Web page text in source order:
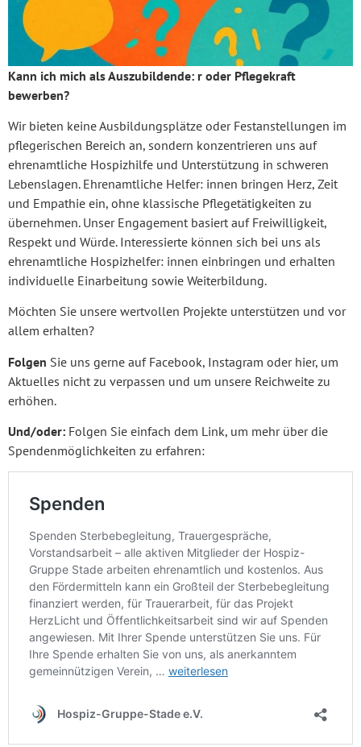
Kann ich mich als Auszubildende: r oder Pflegekraft
bewerben?
Wir bieten keine Ausbildungsplätze oder Festanstellungen im
pflegerischen Bereich an, sondern konzentrieren uns auf
ehrenamtliche Hospizhilfe und Unterstützung in schweren
Lebenslagen. Ehrenamtliche Helfer: innen bringen Herz, Zeit
und Empathie ein, ohne klassische Pflegetätigkeiten zu
übernehmen. Unser Engagement basiert auf Freiwilligkeit,
Respekt und Würde. Interessierte können sich bei uns als
ehrenamtliche Hospizhelfer: innen einbringen und erhalten
individuelle Einarbeitung sowie Weiterbildung.
Möchten Sie unsere wertvollen Projekte unterstützen und vor
allem erhalten?
Folgen Sie uns gerne auf Facebook, Instagram oder hier, um
Aktuelles nicht zu verpassen und um unsere Reichweite zu
erhöhen.
Und/oder: Folgen Sie einfach dem Link, um mehr über die
Spendenmöglichkeiten zu erfahren: